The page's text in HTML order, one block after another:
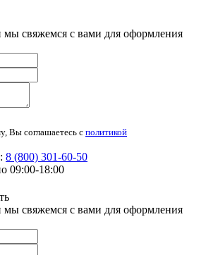
мы свяжемся с вами для оформления
Вы соглашаетесь с политикой
8 (800) 301-60-50
09:00-18:00
мы свяжемся с вами для оформления